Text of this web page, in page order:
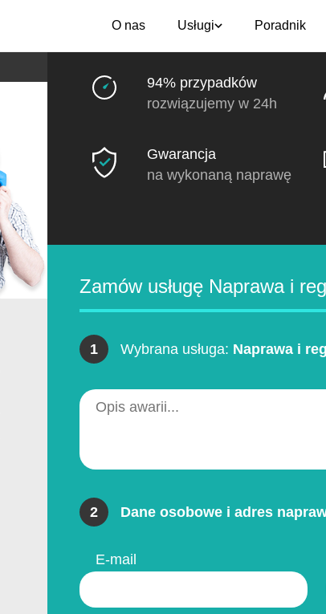
O nas Usługi Poradnik
94% przypadków
rozwiązujemy w 24h
Gwarancja
na wykonaną naprawę
Zamów usługę Naprawa i
1 Wybrana usługa: Naprawa i
2 Dane osobowe i adres
E-mail